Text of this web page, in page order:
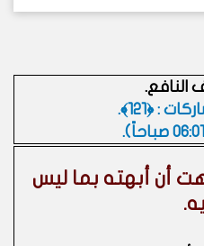
النافع.
: ﴿121﴾.
.
أن أبهته بما ليس